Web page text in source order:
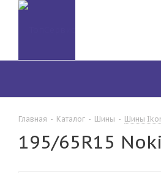
Главная - Каталог - Шины - Шины
195/65R15